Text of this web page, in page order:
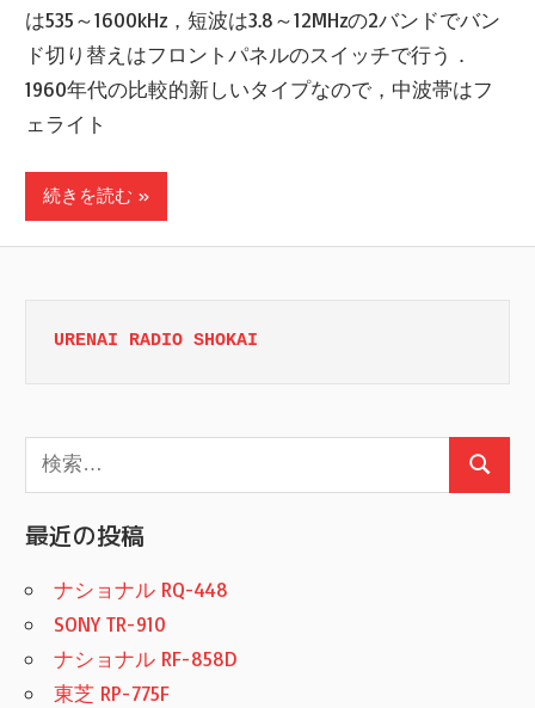
は535～1600kHz，短波は3.8～12MHzの2バンドでバン
ド切り替えはフロントパネルのスイッチで行う．
1960年代の比較的新しいタイプなので，中波帯はフ
ェライト
続きを読む
URENAI RADIO SHOKAI
検
索:
検
最近の投稿
ナショナル RQ-448
SONY TR-910
ナショナル RF-858D
東芝 RP-775F